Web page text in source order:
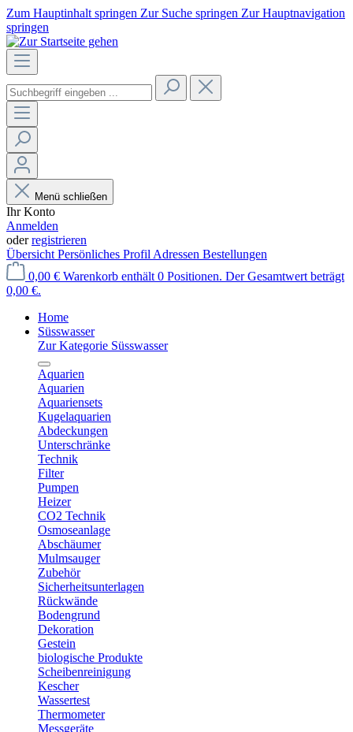
Zum Hauptinhalt springen Zur Suche springen Zur Hauptnavigation
springen
Menü schließen
Ihr Konto
Anmelden
oderregistrieren
Übersicht Persönliches Profil Adressen Bestellungen
0,00 € Warenkorb enthält 0 Positionen. Der Gesamtwert beträgt
0,00 €.
Home
Süsswasser
Zur Kategorie Süsswasser
Aquarien
Aquarien
Aquariensets
Kugelaquarien
Abdeckungen
Unterschränke
Technik
Filter
Pumpen
Heizer
CO2 Technik
Osmoseanlage
Abschäumer
Mulmsauger
Zubehör
Sicherheitsunterlagen
Rückwände
Bodengrund
Dekoration
Gestein
biologische Produkte
Scheibenreinigung
Kescher
Wassertest
Thermometer
Messgeräte